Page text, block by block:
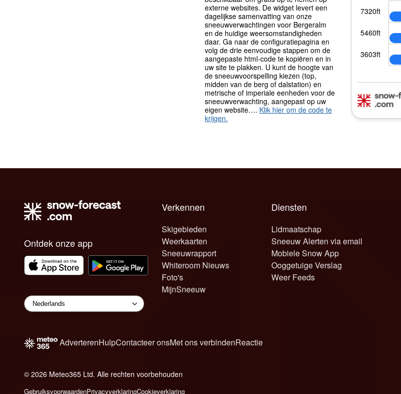
externe websites. De widget levert een
dagelijkse samenvatting van onze
sneeuwverwachtingen voor Bergeralm
en de huidige weersomstandigheden
daar. Ga naar de configuratiepagina en
volg de drie eenvoudige stappen om de
aangepaste html-code te kopiëren en in
uw site te plakken. U kunt de hoogte van
de sneeuwvoorspelling kiezen (top,
midden van de berg of dalstation) en
metrische of imperiale eenheden voor de
sneeuwverwachting, aangepast op uw
eigen website…. Klik hier om de code te
krijgen.
Ontdek onze app
Verkennen
Skigebieden
Weerkaarten
Sneeuwrapport
Whiteroom Nieuws
Foto's
MijnSneeuw
Diensten
Lidmaatschap
Sneeuw Alerten via email
Mobiele Snow App
Ooggetuige Verslag
Weer Feeds
AdverterenHulpContacteer onsMet ons verbindenReactie
© 2026 Meteo365 Ltd. Alle rechten voorbehouden
GebruiksvoorwaardenPrivacyverklaringCookieverklaring